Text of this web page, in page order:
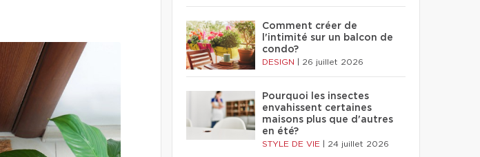
Comment créer de
l'intimité sur un balcon de
condo?
DESIGN 26 juillet 2026
Pourquoi les insectes
envahissent certaines
maisons plus que d'autres
en été?
STYLE DE VIE 24 juillet 2026